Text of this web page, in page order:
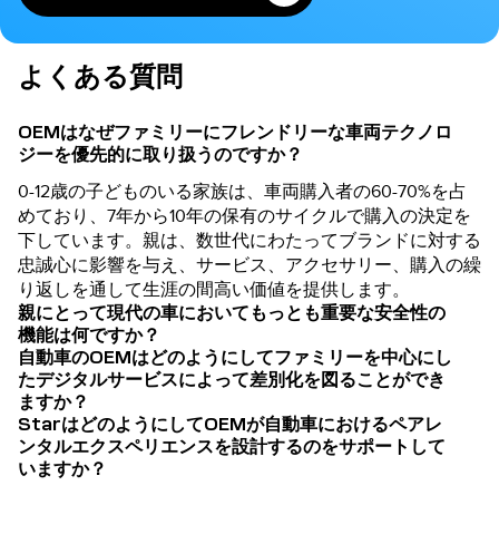
よくある質問
OEMはなぜファミリーにフレンドリーな車両テクノロ
ジーを優先的に取り扱うのですか？
0-12歳の子どものいる家族は、車両購入者の60-70%を占
めており、7年から10年の保有のサイクルで購入の決定を
下しています。親は、数世代にわたってブランドに対する
忠誠心に影響を与え、サービス、アクセサリー、購入の繰
り返しを通して生涯の間高い価値を提供します。
親にとって現代の車においてもっとも重要な安全性の
機能は何ですか？
自動車のOEMはどのようにしてファミリーを中心にし
たデジタルサービスによって差別化を図ることができ
ますか？
StarはどのようにしてOEMが自動車におけるペアレ
ンタルエクスペリエンスを設計するのをサポートして
いますか？